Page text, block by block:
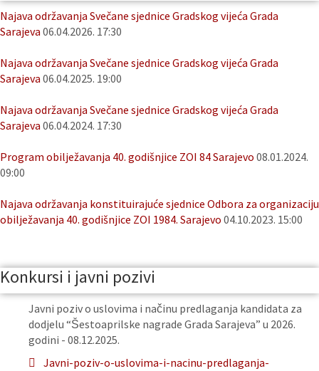
Najava održavanja Svečane sjednice Gradskog vijeća Grada
Sarajeva 06.04.2026. 17:30
Najava održavanja Svečane sjednice Gradskog vijeća Grada
Sarajeva 06.04.2025. 19:00
Najava održavanja Svečane sjednice Gradskog vijeća Grada
Sarajeva 06.04.2024. 17:30
Program obilježavanja 40. godišnjice ZOI 84 Sarajevo 08.01.2024.
09:00
Najava održavanja konstituirajuće sjednice Odbora za organizaciju
obilježavanja 40. godišnjice ZOI 1984. Sarajevo 04.10.2023. 15:00
Konkursi i javni pozivi
Javni poziv o uslovima i načinu predlaganja kandidata za
dodjelu “Šestoaprilske nagrade Grada Sarajeva” u 2026.
godini - 08.12.2025.
Javni-poziv-o-uslovima-i-nacinu-predlaganja-